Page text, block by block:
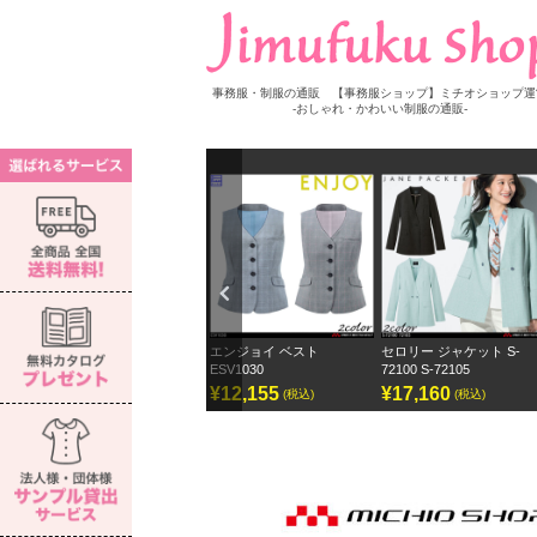
事務服・制服の通販 【事務服ショップ】ミチオショップ
-おしゃれ・かわいい制服の通販-
ous
セロリー 長袖ブラウス S-
73272
¥7,150
エンジョイ ベスト
ESV1030
¥12,155 (税込)
セロリー ジャケット S-
72100 S-72105
¥17,160 (税込)